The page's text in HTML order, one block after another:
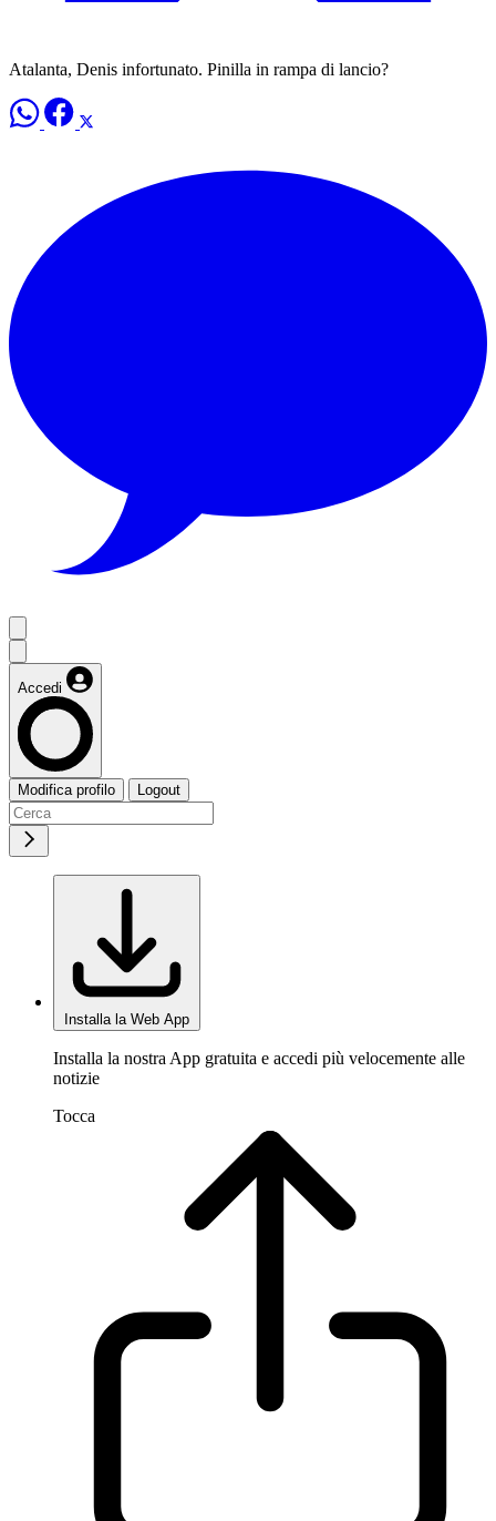
Atalanta, Denis infortunato. Pinilla in rampa di lancio?
Accedi
Modifica profilo Logout
Installa la Web App
Installa la nostra App gratuita e accedi più velocemente alle
notizie
Tocca